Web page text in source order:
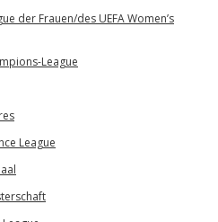
der Frauen/des UEFA Women’s
League
League